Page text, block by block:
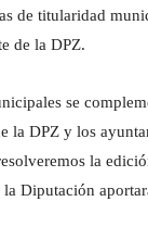
de titularidad
de la DPZ.
se
la DPZ y los
la
Diputación